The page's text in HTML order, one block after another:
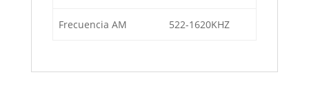
Frecuencia AM 522-1620KHZ